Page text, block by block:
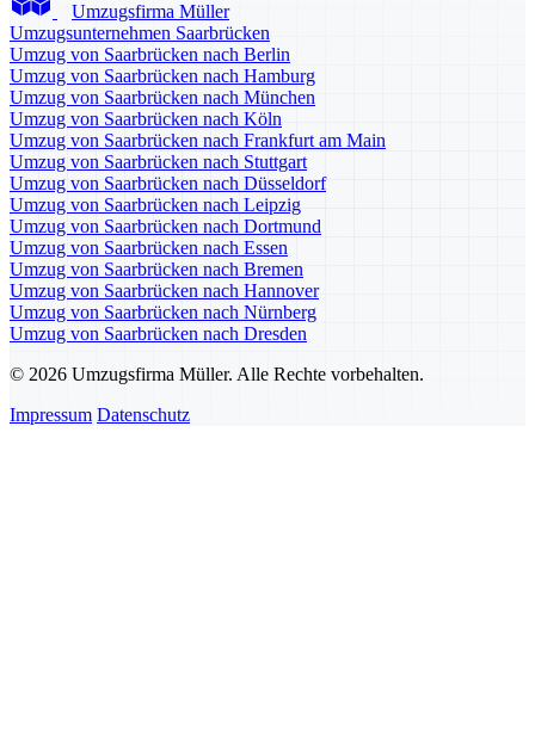
Umzugsfirma Müller
Umzugsunternehmen Saarbrücken
Umzug von Saarbrücken nach Berlin
Umzug von Saarbrücken nach Hamburg
Umzug von Saarbrücken nach München
Umzug von Saarbrücken nach Köln
Umzug von Saarbrücken nach Frankfurt am Main
Umzug von Saarbrücken nach Stuttgart
Umzug von Saarbrücken nach Düsseldorf
Umzug von Saarbrücken nach Leipzig
Umzug von Saarbrücken nach Dortmund
Umzug von Saarbrücken nach Essen
Umzug von Saarbrücken nach Bremen
Umzug von Saarbrücken nach Hannover
Umzug von Saarbrücken nach Nürnberg
Umzug von Saarbrücken nach Dresden
© 2026 Umzugsfirma Müller. Alle Rechte vorbehalten.
Impressum Datenschutz